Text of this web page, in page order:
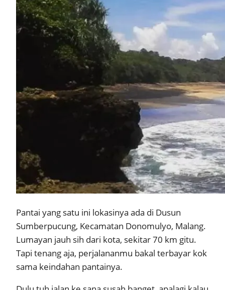
Pantai yang satu ini lokasinya ada di Dusun
Sumberpucung, Kecamatan Donomulyo, Malang.
Lumayan jauh sih dari kota, sekitar 70 km gitu.
Tapi tenang aja, perjalananmu bakal terbayar kok
sama keindahan pantainya.